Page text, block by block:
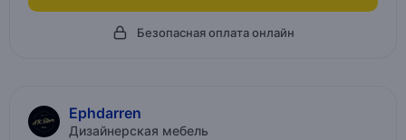
Безопасная оплата онлайн
Ephdarren
Дизайнерская мебель